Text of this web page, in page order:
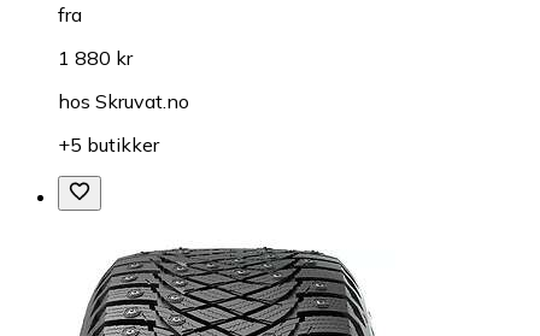
fra
1 880 kr
hos Skruvat.no
+5 butikker